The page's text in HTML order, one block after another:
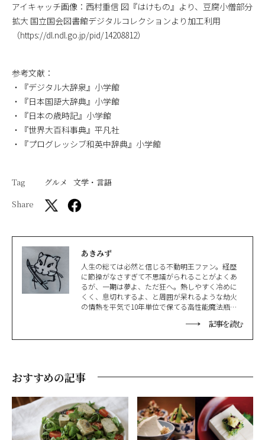
アイキャッチ画像：西村重信 図『はけもの』より、豆腐小僧部分
拡大 国立国会図書館デジタルコレクションより加工利用
（https://dl.ndl.go.jp/pid/14208812）
参考文献：
・『デジタル大辞泉』小学館
・『日本国語大辞典』小学館
・『日本の歳時記』小学館
・『世界大百科事典』平凡社
・『プログレッシブ和英中辞典』小学館
Tag グルメ
文学・言語
Share
あきみず
人生の総ては必然と信じる不動明王ファン。経歴
に節操がなさすぎて不思議がられることがよくあ
るが、一期は夢よ、ただ狂へ。熱しやすく冷めに
くく、息切れするよ、と周囲が呆れるような劫火
の情熱を平気で10年単位で保てる高性能魔法瓶。
記事を読む
おすすめの記事